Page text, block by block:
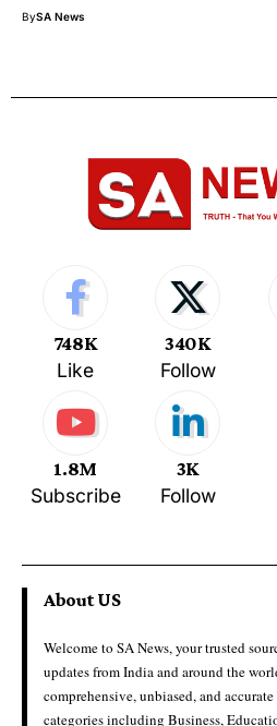
BySA News
748K
Like
340K
Follow
1.8M
Subscribe
3K
Follow
About US
Welcome to SA News, your trusted
updates from India and around the
comprehensive, unbiased, and
categories including Business,